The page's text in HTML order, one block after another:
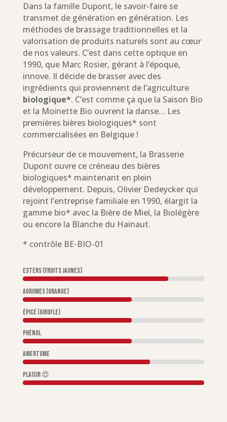
Dans la famille Dupont, le savoir-faire se
transmet de génération en génération. Les
méthodes de brassage traditionnelles et la
valorisation de produits naturels sont au cœur
de nos valeurs. C’est dans cette optique en
1990, que Marc Rosier, gérant à l’époque,
innove. Il décide de brasser avec des
ingrédients qui proviennent de l’agriculture
biologique*. C’est comme ça que la Saison Bio
et la Moinette Bio ouvrent la danse… Les
premières bières biologiques* sont
commercialisées en Belgique !
Précurseur de ce mouvement, la Brasserie
Dupont ouvre ce créneau des bières
biologiques* maintenant en plein
développement. Depuis, Olivier Dedeycker qui
rejoint l’entreprise familiale en 1990, élargit la
gamme bio* avec la Bière de Miel, la Biolégère
ou encore la Blanche du Hainaut.
* contrôle BE-BIO-01
Esters (fruits jaunes)
Agrumes (orange)
Épicé (girofle)
Phénol
Amertume
Plaisir 😍